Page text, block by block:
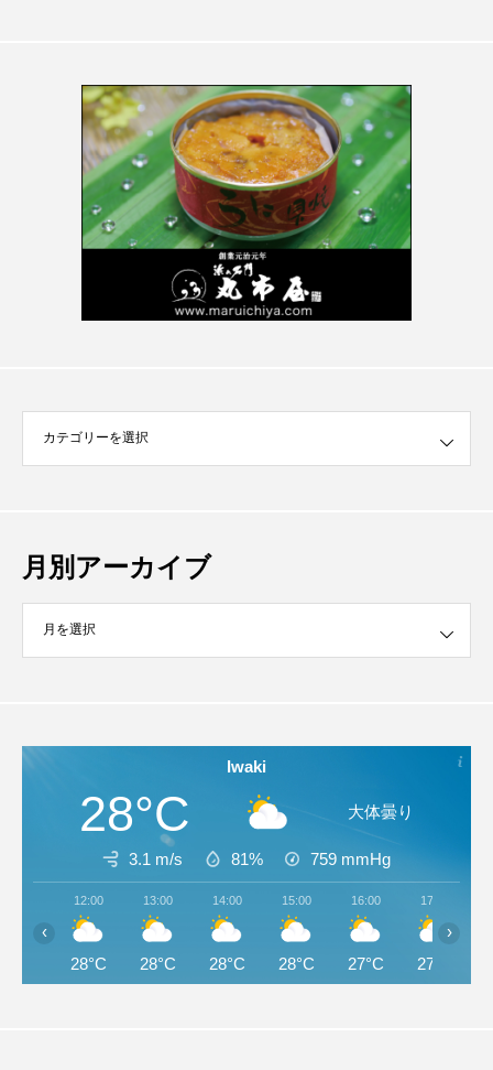
月別アーカイブ
ブ
Iwaki
28°C 大体曇り
3.1 m/s 81% 759 mmHg
12:00
28°C
13:00
28°C
14:00
28°C
15:00
28°C
16:00
27°C
17:00
27°C
‹ ›